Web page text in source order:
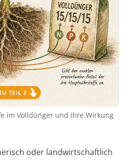
im Volldünger und ihre Wirkung
oder landwirtschaftlich